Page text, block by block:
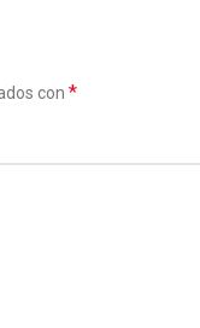
con *